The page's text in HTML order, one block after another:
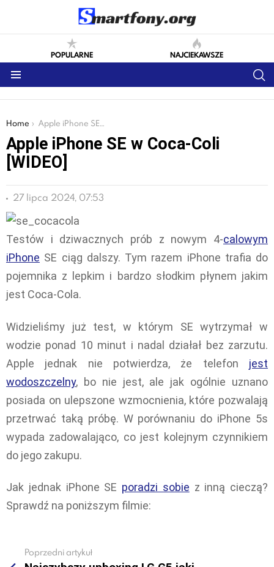
POPULARNE NAJCIEKAWSZE
You are here:
Home Apple iPhone SE w Coca-Coli [WIDEO]
Apple iPhone SE w Coca-Coli
[WIDEO]
27 lipca 2024, 07:53
Testów i dziwacznych prób z nowym 4-calowym
iPhone SE ciąg dalszy. Tym razem iPhone trafia do
pojemnika z lepkim i bardzo słodkim płynem jakim
jest Coca-Cola.
Widzieliśmy już test, w którym SE wytrzymał w
wodzie ponad 10 minut i nadal działał bez zarzutu.
Apple jednak nie potwierdza, że telefon jest
wodoszczelny, bo nie jest, ale jak ogólnie uznano
posiada on ulepszone wzmocnienia, które pozwalają
przetrwać taką próbę. W porównaniu do iPhone 5s
wypada zadowalająco, co jest kolejnym czynnikiem
do jego zakupu.
Jak jednak iPhone SE poradzi sobie z inną cieczą?
Sprawdź na poniższym filmie:
Poprzedni artykuł